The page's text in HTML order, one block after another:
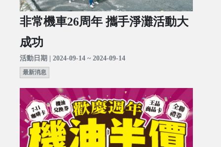
非常機車26周年 攜手淨灘活動大
成功
活動日期 | 2024-09-14 ~ 2024-09-14
最新消息